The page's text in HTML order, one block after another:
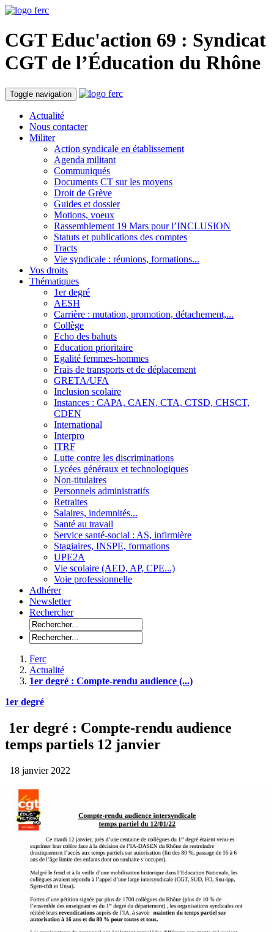
CGT Educ'action 69 : Syndicat
CGT de l’Éducation du Rhône
Toggle navigation
Actualité
Nous contacter
Militer
Action syndicale en établissement
Agenda militant
Communiqués
Documents CT sur les moyens
Droit de Grève
Guides et dossier
Motions, voeux
Rassemblement 19 Mars pour l’INCLUSION
Statuts et publications des comptes
Tracts
Vie syndicale : réunions, formations...
Vos droits
Thématiques
1er degré
AESH
Carrière : mutation, promotion, détachement,...
Collège
Echo des bahuts
Education prioritaire
Egalité femmes-hommes
Frais de transports et de déplacement
GRETA/UFA
Inclusion scolaire
Instances : CAPA, CAEN, CTA, CTSD, CHSCT,
CDEN
International
Interpro
ITRF
Lutte contre les discriminations
Lycées généraux et technologiques
Non-titulaires
Personnels administratifs
Retraites
Salaires, indemnités...
Santé au travail
Service santé-social : AS, infirmière
Stagiaires, INSPE, formations
UPE2A
Vie scolaire (AED, AP, CPE...)
Voie professionnelle
Adhérer
Newsletter
Rechercher
Ferc
Actualité
1er degré : Compte-rendu audience (...)
1er degré
1er degré : Compte-rendu audience
temps partiels 12 janvier
18 janvier 2022